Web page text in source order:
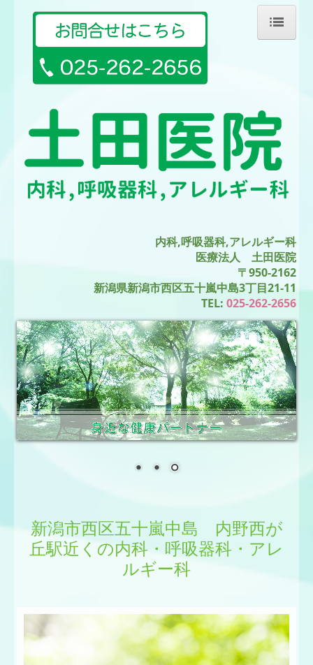
ホーム
院長紹介
診療のご案内
交通案内
内科,呼吸器科,アレルギー科
医療法人 土田医院
〒950-2162
新潟県新潟市西区五十嵐中島3丁目21-11
TEL: 025-262-2656
新潟市西区五十嵐中島 内野西が
丘駅近くの内科・呼吸器科・アレ
ルギー科